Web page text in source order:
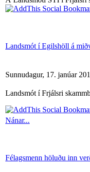
Landsmót í Egilshöll á
Sunnudagur, 17. janúar
Landsmót í Frjálsri
Nánar...
Félagsmenn höluðu inn